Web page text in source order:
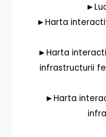
►Harta
►Harta
infrastructurii
►Harta